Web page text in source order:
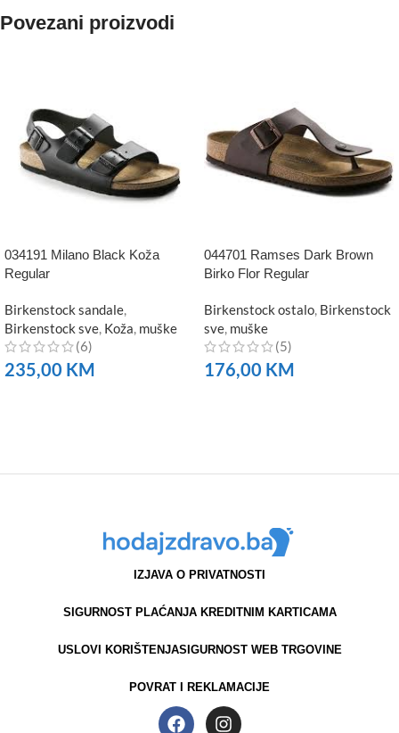
Povezani proizvodi
034191 Milano Black Koža
Regular
Birkenstock sandale,
Birkenstock sve, Koža, muške
(6)
235,00 KM
044701 Ramses Dark Brown
Birko Flor Regular
Birkenstock ostalo, Birkenstock
sve, muške
(5)
176,00 KM
IZJAVA O PRIVATNOSTI
SIGURNOST PLAĆANJA KREDITNIM KARTICAMA
USLOVI KORIŠTENJASIGURNOST WEB TRGOVINE
POVRAT I REKLAMACIJE